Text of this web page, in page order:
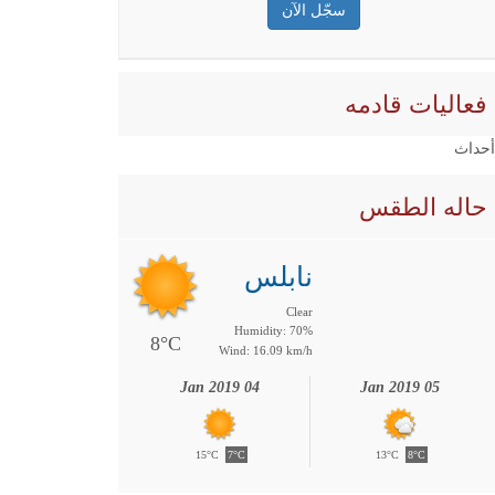
فعاليات قادمه
أحداث
حاله الطقس
8°C
نابلس
Clear
Humidity: 70%
Wind: 16.09 km/h
04 Jan 2019
15°C 7°C
05 Jan 2019
13°C 8°C